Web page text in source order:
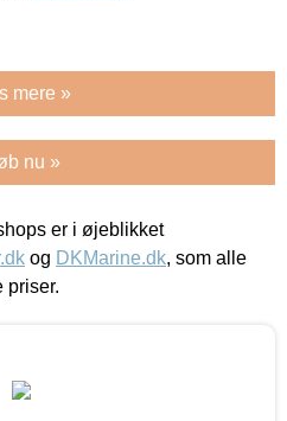
mere »
nu »
er i øjeblikket
og DKMarine.dk, som alle
priser.